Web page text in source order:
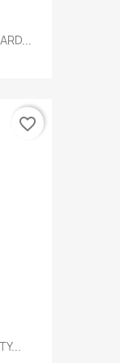
favorite_border